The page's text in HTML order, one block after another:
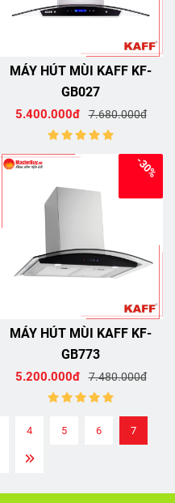
MÁY HÚT MÙI KAFF KF-
GB027
5.400.000đ 7.680.000đ
MÁY HÚT MÙI KAFF KF-
GB773
5.200.000đ 7.480.000đ
-30%
4 5 6 7